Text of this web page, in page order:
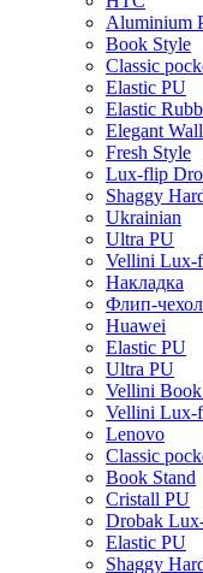
Aluminium
Book Style
Classic
Elastic PU
Elastic
Elegant
Fresh Style
Lux-flip
Shaggy
Ukrainian
Ultra PU
Vellini Lux-
Накладка
Флип-чехол
Huawei
Elastic PU
Ultra PU
Vellini
Vellini Lux-
Lenovo
Classic
Book Stand
Cristall PU
Drobak
Elastic PU
Shaggy